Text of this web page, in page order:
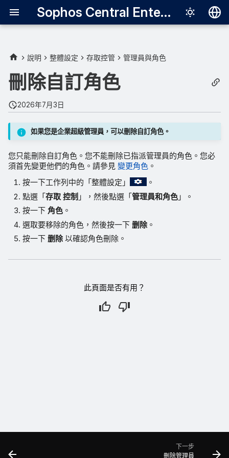
Sophos Central Enterprise
Italiano
說明 整體設定 存取控管 管理員與角色
刪除自訂角色
2026年7月3日
如果您是企業超級管理員，可以刪除自訂角色。
您只能刪除自訂角色。您不能刪除已指派管理員的角色。您必
須首先變更他們的角色。請參見 變更角色 。
按一下工作列中的「整體設定」
。
點選「存取 控制 」，然後點選「管理員和角色 」。
按一下 角色 。
選取要移除的角色，然後按一下删除。
按一下删除以確認角色刪除。
此頁面是否有用？
下一步
刪除管理員